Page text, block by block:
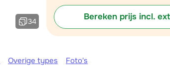
34 Bereken prijs incl.
Overige types Foto's